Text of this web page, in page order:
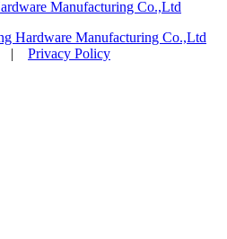
Hardware Manufacturing Co.,Ltd
| Privacy Policy